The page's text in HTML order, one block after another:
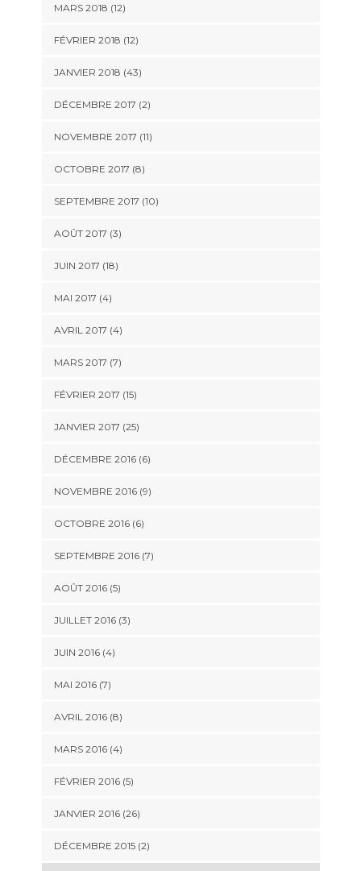
MARS 2018 (12)
FÉVRIER 2018 (12)
JANVIER 2018 (43)
DÉCEMBRE 2017 (2)
NOVEMBRE 2017 (11)
OCTOBRE 2017 (8)
SEPTEMBRE 2017 (10)
AOÛT 2017 (3)
JUIN 2017 (18)
MAI 2017 (4)
AVRIL 2017 (4)
MARS 2017 (7)
FÉVRIER 2017 (15)
JANVIER 2017 (25)
DÉCEMBRE 2016 (6)
NOVEMBRE 2016 (9)
OCTOBRE 2016 (6)
SEPTEMBRE 2016 (7)
AOÛT 2016 (5)
JUILLET 2016 (3)
JUIN 2016 (4)
MAI 2016 (7)
AVRIL 2016 (8)
MARS 2016 (4)
FÉVRIER 2016 (5)
JANVIER 2016 (26)
DÉCEMBRE 2015 (2)